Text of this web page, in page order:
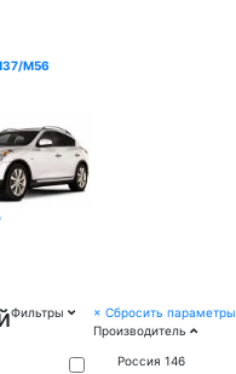
M56
Фильтры × Сбросить параметры
Производитель
Россия 146